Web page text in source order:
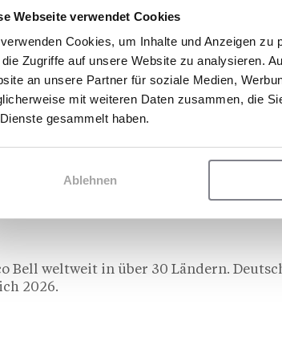
Webseite verwendet Cookies
Cookies, um Inhalte und Anzeigen
die Zugriffe auf unsere Website zu analysieren.
an unsere Partner für soziale Medien,
mit weiteren Daten zusammen, die
gesammelt haben.
Ablehnen
Standort
Stuttgarter Standort dürfte keine lange
selbst
Die Zapfsäulen wurden entfernt, das
für den Aufbau einer neuen
nutzt, ist aus unternehmerischer Sicht
volle Kontrolle über das
durch
Verbindung mit den gezielten
Bild jedoch erheblich.
Bell weltweit in über 30 Ländern.
2026.